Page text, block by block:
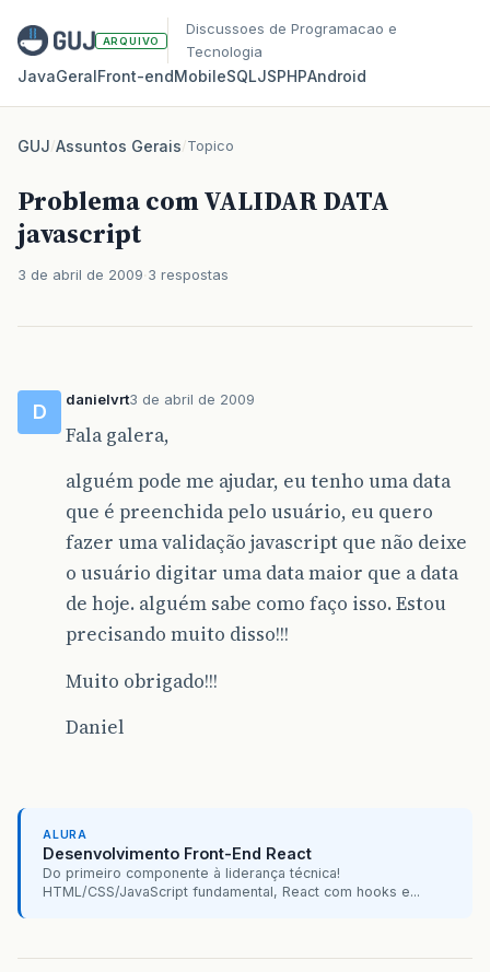
ARQUIVO
Discussoes de Programacao e
Tecnologia
JavaGeralFront‑endMobileSQLJSPHPAndroid
GUJ/Assuntos Gerais/Topico
Problema com VALIDAR DATA
javascript
3 de abril de 2009 3 respostas
D
danielvrt3 de abril de 2009
Fala galera,
alguém pode me ajudar, eu tenho uma data
que é preenchida pelo usuário, eu quero
fazer uma validação javascript que não deixe
o usuário digitar uma data maior que a data
de hoje. alguém sabe como faço isso. Estou
precisando muito disso!!!
Muito obrigado!!!
Daniel
ALURA
Desenvolvimento Front-End React
Do primeiro componente à liderança técnica!
HTML/CSS/JavaScript fundamental, React com hooks e...